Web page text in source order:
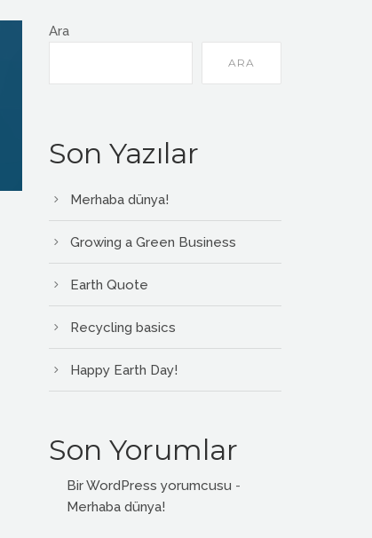
Ara
ARA
Son Yazılar
Merhaba dünya!
Growing a Green Business
Earth Quote
Recycling basics
Happy Earth Day!
Son Yorumlar
Bir WordPress yorumcusu -
Merhaba dünya!